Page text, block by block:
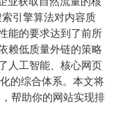
引擎算法对内容质
能的要求达到了前所
赖低质量外链的策略
人工智能、核心网页
的综合体系。本文将
帮助你的网站实现排